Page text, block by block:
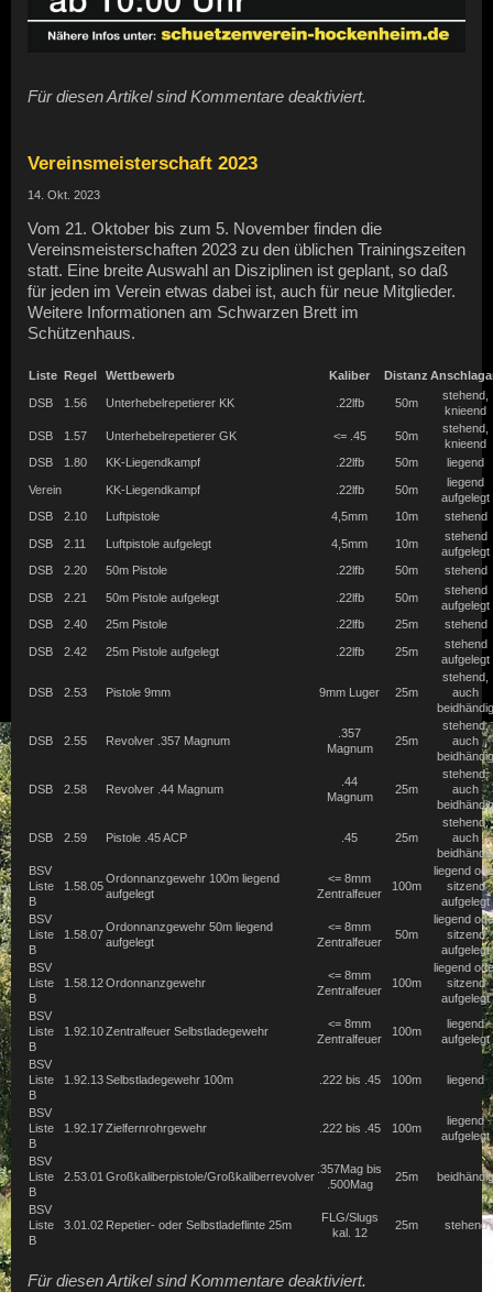
Für diesen Artikel sind Kommentare deaktiviert.
Vereinsmeisterschaft 2023
14. Okt. 2023
Vom 21. Oktober bis zum 5. November finden die
Vereinsmeisterschaften 2023 zu den üblichen Trainingszeiten
statt. Eine breite Auswahl an Disziplinen ist geplant, so daß
für jeden im Verein etwas dabei ist, auch für neue Mitglieder.
Weitere Informationen am Schwarzen Brett im
Schützenhaus.
Liste Regel Wettbewerb Kaliber Distanz
DSB 1.56 Unterhebelrepetierer KK .22lfb 50m
stehend,
knieend
DSB
1.57 Unterhebelrepetierer GK <= .45 50m
stehend,
knieend
DSB
1.80 KK-Liegendkampf .22lfb 50m liegend
Verein KK-Liegendkampf .22lfb 50m
liegend
aufgelegt
DSB
2.10 Luftpistole 4,5mm 10m stehend
DSB 2.11 Luftpistole aufgelegt 4,5mm 10m
stehend
aufgelegt
DSB
2.20 50m Pistole .22lfb 50m stehend
DSB 2.21 50m Pistole aufgelegt .22lfb 50m
stehend
aufgelegt
DSB
2.40 25m Pistole .22lfb 25m stehend
DSB 2.42 25m Pistole aufgelegt .22lfb 25m
stehend
aufgelegt
DSB 2.53 Pistole 9mm 9mm Luger 25m
stehend,
auch
beidhändig
DSB 2.55 Revolver .357 Magnum
.357
Magnum
25m
stehend,
auch
beidhändig
DSB 2.58 Revolver .44 Magnum
.44
Magnum
25m
stehend,
auch
beidhändig
DSB 2.59 Pistole .45 ACP .45 25m
stehend,
auch
beidhändig
BSV
Liste
B
1.58.05
Ordonnanzgewehr 100m liegend
aufgelegt
<= 8mm
Zentralfeuer
100m
liegend
sitzend
aufgelegt
BSV
Liste
B
1.58.07
Ordonnanzgewehr 50m liegend
aufgelegt
<= 8mm
Zentralfeuer
50m
liegend
sitzend
aufgelegt
BSV
Liste
B
1.58.12Ordonnanzgewehr
<= 8mm
Zentralfeuer
100m
liegend
sitzend
aufgelegt
BSV
Liste
B
1.92.10Zentralfeuer Selbstladegewehr
<= 8mm
Zentralfeuer
100m
liegend
aufgelegt
BSV
Liste
B
1.92.13Selbstladegewehr 100m .222 bis .45 100m liegend
BSV
Liste
B
1.92.17Zielfernrohrgewehr .222 bis .45 100m
liegend
aufgelegt
BSV
Liste
B
2.53.01Großkaliberpistole/Großkaliberrevolver
.357Mag bis
.500Mag
25m beidhändig
BSV
Liste
B
3.01.02 Repetier- oder Selbstladeflinte 25m
FLG/Slugs
kal. 12
25m stehend
Für diesen Artikel sind Kommentare deaktiviert.